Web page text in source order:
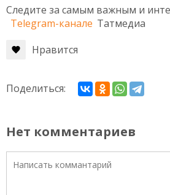
Следите за самым важным и
Telegram-канале Татмедиа
Нравится
Поделиться:
Нет комментариев